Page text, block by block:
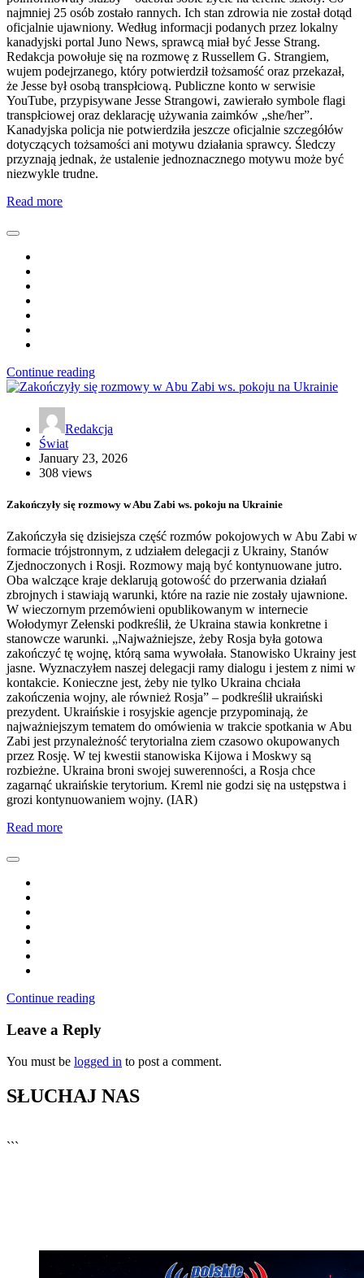
najmniej 25 osób zostało rannych. Ich stan zdrowia nie został dotąd
oficjalnie ujawniony. Według informacji podanych przez lokalny
kanadyjski portal Juno News, sprawcą miał być Jesse Strang.
Redakcja powołuje się na rozmowę z Russellem G. Strangiem,
wujem podejrzanego, który potwierdził tożsamość oraz przekazał,
że Jesse był osobą transpłciową. Publiczne konto w serwisie
YouTube, przypisywane Jesse Strangowi, zawierało symbole flagi
transpłciowej oraz deklarację używania zaimków „she/her”.
Kanadyjska policja nie potwierdziła jeszcze oficjalnie szczegółów
dotyczących tożsamości ani motywu działania sprawcy. Śledczy
przyznają jednak, że ustalenie jednoznacznego motywu może być
niezwykle trudne.
Read more
Continue reading
Redakcja
Świat
January 23, 2026
308 views
Zakończyły się rozmowy w Abu Zabi ws. pokoju na Ukrainie
Zakończyła się dzisiejsza część rozmów pokojowych w Abu Zabi w
formacie trójstronnym, z udziałem delegacji z Ukrainy, Stanów
Zjednoczonych i Rosji. Rozmowy mają być kontynuowane jutro.
Oba walczące kraje deklarują gotowość do przerwania działań
zbrojnych i stawiają warunki, które na razie nie zostały ujawnione.
W wieczornym przemówieni opublikowanym w internecie
Wołodymyr Zełenski podkreślił, że Ukraina stawia konkretne i
stanowcze warunki. „Najważniejsze, żeby Rosja była gotowa
zakończyć tę wojnę, którą sama wywołała. Stanowisko Ukrainy jest
jasne. Wyznaczyłem naszej delegacji ramy dialogu i jestem z nimi w
kontakcie. Konieczne jest, żeby nie tylko Ukraina chciała
zakończenia wojny, ale również Rosja” – podkreślił ukraiński
prezydent. Ukraińskie i rosyjskie agencje przypominają, że
najważniejszym tematem do omówienia w trakcie spotkania w Abu
Zabi jest przynależność terytorialna ziem czasowo okupowanych
przez Rosję. W tej kwestii stanowiska Kijowa i Moskwy są
rozbieżne. Ukraina broni swojej suwerenności, a Rosja chce
zagarnąć ukraińskie terytorium. Kreml nie godzi się na ustępstwa i
grozi kontynuowaniem wojny. (IAR)
Read more
Continue reading
Leave a Reply
You must be logged in to post a comment.
SŁUCHAJ NAS
```